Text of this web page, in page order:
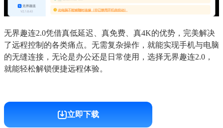
无界趣连2.0凭借真低延迟、真免费、真4K的优势，完美解决
了远程控制的各类痛点。无需复杂操作，就能实现手机与电脑
的无缝连接，无论是办公还是日常使用，选择无界趣连2.0，
就能轻松解锁便捷远程体验。
立即下载